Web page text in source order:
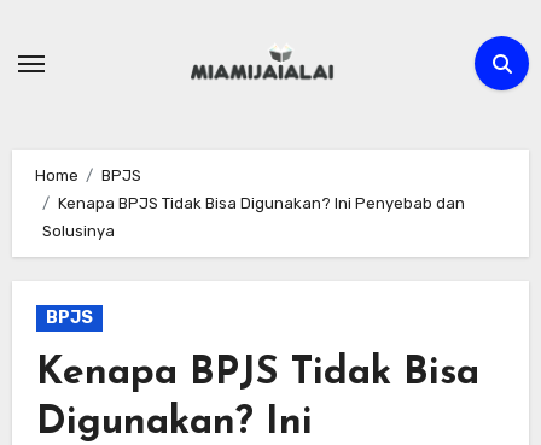
Home
BPJS
Kenapa BPJS Tidak Bisa Digunakan? Ini Penyebab dan
Solusinya
BPJS
Kenapa BPJS Tidak Bisa
Digunakan? Ini